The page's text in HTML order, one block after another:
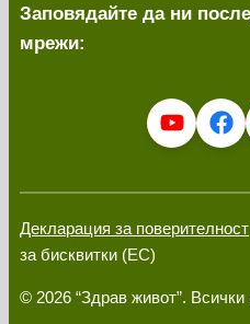
Заповядайте да ни
мрежи:
Декларация за поверителност
за бисквитки (ЕС)
© 2026 “Здрав живот”. Всички